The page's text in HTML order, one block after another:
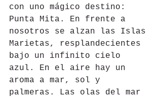
con uno mágico destino:
Punta Mita. En frente a
nosotros se alzan las Islas
Marietas, resplandecientes
bajo un infinito cielo
azul. En el aire hay un
aroma a mar, sol y
palmeras. Las olas del mar